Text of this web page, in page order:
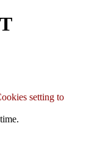
setting to